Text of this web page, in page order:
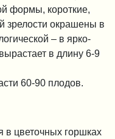
формы, короткие,
зрелости окрашены в
– в ярко-
в длину 6-9
60-90 плодов.
цветочных горшках